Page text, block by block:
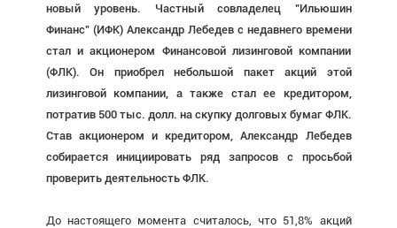
новый уровень. Частный совладелец "Ильюшин
Финанс" (ИФК) Александр Лебедев с недавнего времени
стал и акционером Финансовой лизинговой компании
(ФЛК). Он приобрел небольшой пакет акций этой
лизинговой компании, а также стал ее кредитором,
потратив 500 тыс. долл. на скупку долговых бумаг ФЛК.
Став акционером и кредитором, Александр Лебедев
собирается инициировать ряд запросов с просьбой
проверить деятельность ФЛК.
До настоящего момента считалось, что 51,8% акций